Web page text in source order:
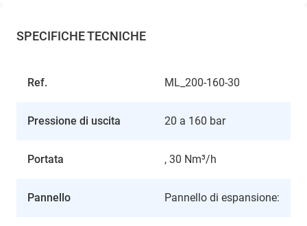
SPECIFICHE TECNICHE
Ref. ML_200-160-30
Pressione di uscita 20 a 160 bar
Portata , 30 Nm³/h
Pannello Pannello di espansione: